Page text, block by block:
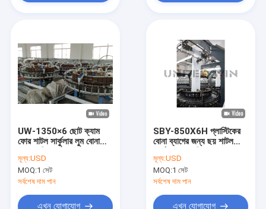
UW-1350×6 ছোট ক্যাম
ফোর শাটল সার্কুলার লুম বোনা
মূল্য:USD
MOQ:1 সেট
সর্বশেষ দাম পান
এখন যোগাযোগ
SBY-850X6H প্লাস্টিকের
বোনা ব্যাগের জন্য ছয় শাটল
মূল্য:USD
MOQ:1 সেট
সর্বশেষ দাম পান
এখন যোগাযোগ